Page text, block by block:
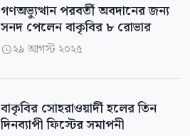
গণঅভ্যুত্থান পরবর্তী অবদানের জন্য
সনদ পেলেন বাকৃবির ৮ রোভার
২৯ আগস্ট ২০২৫
বাকৃবির সোহরাওয়ার্দী হলের তিন
দিনব্যাপী ফিস্টের সমাপনী